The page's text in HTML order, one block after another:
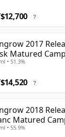
?
2017
Matured
• 51.3%
?
2018
Matured
• 55.9%